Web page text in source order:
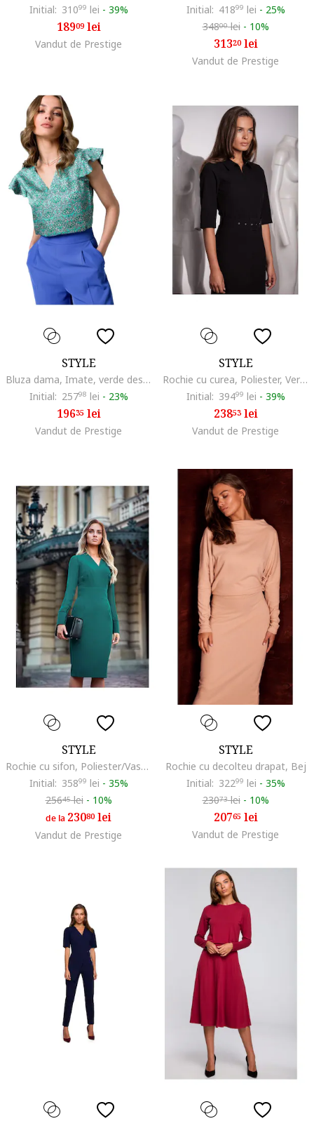
Initial: 31099 lei - 39%
18909lei
Vandut de Prestige
Initial: 41899 lei - 25%
34800lei - 10%
31320lei
Vandut de Prestige
STYLE
Bluza dama, Imate, verde deschis, Verde
Initial: 25798 lei - 23%
19635lei
Vandut de Prestige
STYLE
Rochie cu curea, Poliester, Verde, Negru
Initial: 39499 lei - 39%
23853lei
Vandut de Prestige
STYLE
Rochie cu sifon, Poliester/Vascoza, Verde
Initial: 35899 lei - 35%
25645lei - 10%
de la 23080lei
Vandut de Prestige
STYLE
Rochie cu decolteu drapat, Bej
Initial: 32299 lei - 35%
23073lei - 10%
20765lei
Vandut de Prestige